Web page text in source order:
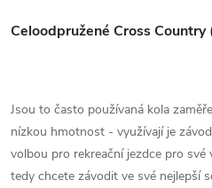
v
d
a
Celoodpružené Cross Country
Jsou to často používaná kola
nízkou hmotnost - využívají je
volbou pro rekreační jezdce pro
tedy chcete závodit ve své nejlepší